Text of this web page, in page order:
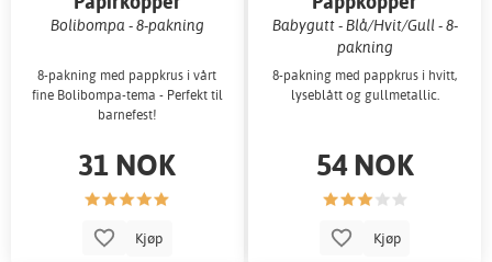
Bolibompa - 8-pakning
8-pakning med pappkrus i vårt
fine Bolibompa-tema - Perfekt til
barnefest!
31 NOK
Kjøp
Babygutt - Blå/Hvit/Gull - 8-
pakning
8-pakning med pappkrus i hvitt,
lyseblått og gullmetallic.
54 NOK
Kjøp